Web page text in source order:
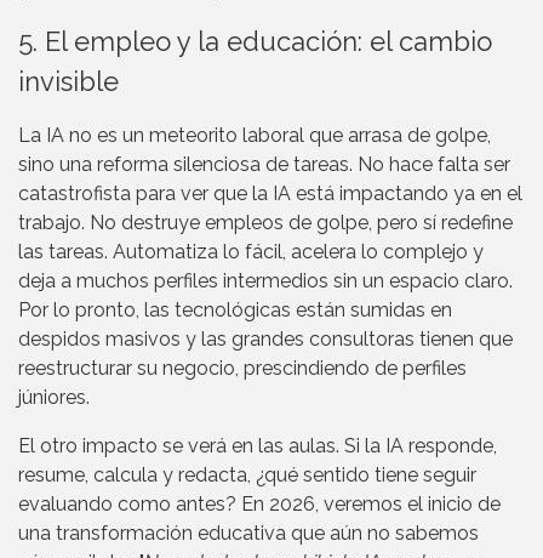
5. El empleo y la educación: el cambio
invisible
La IA no es un meteorito laboral que arrasa de golpe,
sino una reforma silenciosa de tareas. No hace falta ser
catastrofista para ver que la IA está impactando ya en el
trabajo. No destruye empleos de golpe, pero sí redefine
las tareas. Automatiza lo fácil, acelera lo complejo y
deja a muchos perfiles intermedios sin un espacio claro.
Por lo pronto, las tecnológicas están sumidas en
despidos masivos y las grandes consultoras tienen que
reestructurar su negocio, prescindiendo de perfiles
júniores.
El otro impacto se verá en las aulas. Si la IA responde,
resume, calcula y redacta, ¿qué sentido tiene seguir
evaluando como antes? En 2026, veremos el inicio de
una transformación educativa que aún no sabemos